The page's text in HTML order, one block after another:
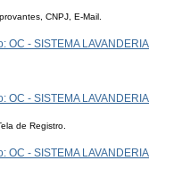
CNPJ, E-Mail.
OC - SISTEMA LAVANDERIA
OC - SISTEMA LAVANDERIA
de Registro.
OC - SISTEMA LAVANDERIA